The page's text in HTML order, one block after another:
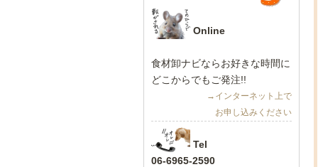
Online
食材卸ナビならお好きな時間に
どこからでもご発注!!
→インターネット上で
お申し込みください
Tel
06-6965-2590